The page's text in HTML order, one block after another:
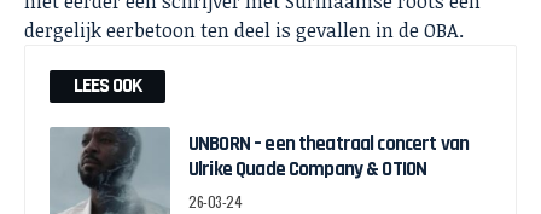
dergelijk eerbetoon ten deel is gevallen in de OBA.
LEES OOK
UNBORN – een theatraal concert van
Ulrike Quade Company & OTION
26-03-24